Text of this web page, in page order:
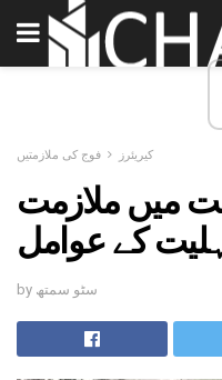
کیریئرز فوج کی ملازمتیں
میں ملازمت
کے عوامل
by سٹو سمتھ